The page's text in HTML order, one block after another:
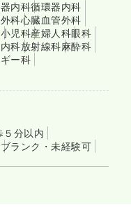
内科循環器内科
科心臓血管外科
小児科産婦人科眼科
科放射線科麻酔科
ー科
５分以内
ブランク・未経験可